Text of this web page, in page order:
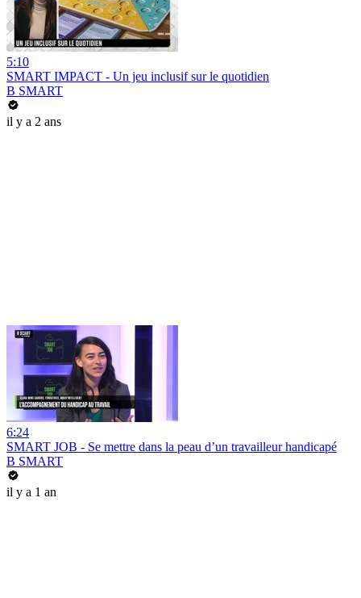
5:10
SMART IMPACT - Un jeu inclusif sur le quotidien
B SMART
il y a 2 ans
6:24
SMART JOB - Se mettre dans la peau d’un travailleur handicapé
B SMART
il y a 1 an